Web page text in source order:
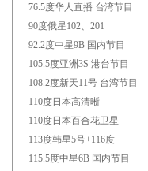
76.5度华人直播 台湾节目
90度俄星102、201
92.2度中星9B 国内节目
105.5度亚洲3S 港台节目
108.2度新天11号 台湾节目
110度日本高清晰
110度日本百合花卫星
113度韩星5号+116度
115.5度中星6B 国内节目